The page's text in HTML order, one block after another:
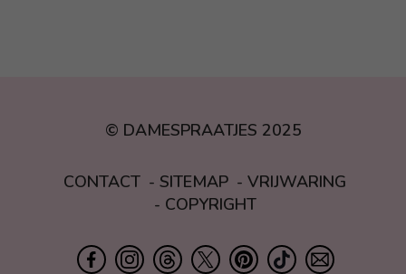
© DAMESPRAATJES 2025
CONTACT SITEMAP
VRIJWARING
COPYRIGHT